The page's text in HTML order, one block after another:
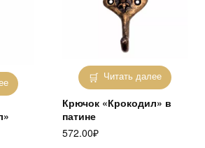
Читать далее
Крючок «Крокодил» в
патине
572.00₽